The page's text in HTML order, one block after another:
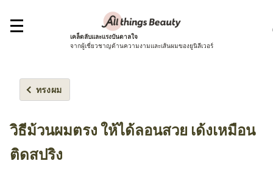
เคล็ดลับและแรงบันดาลใจ
จากผู้เชี่ยวชาญด้านความงามและเส้นผมของยูนิลีเวอร์
ทรงผม
วิธีม้วนผมตรง ให้ได้ลอนสวย เด้งเหมือน
ติดสปริง